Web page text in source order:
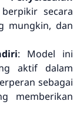
secara
mungkin, dan
: Model ini
aktif dalam
sebagai
memberikan